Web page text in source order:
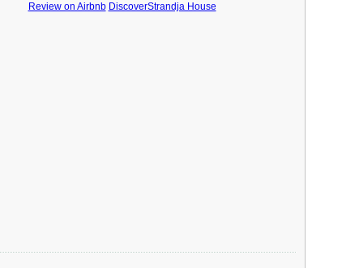
Review on Airbnb DiscoverStrandja House